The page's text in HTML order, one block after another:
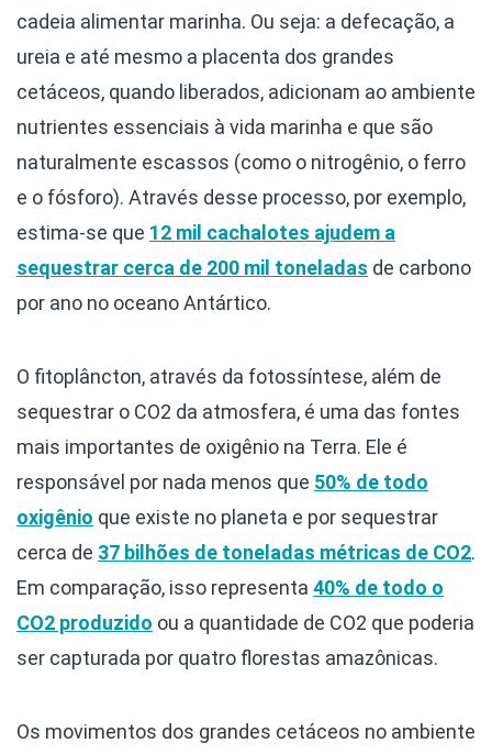
cadeia alimentar marinha. Ou seja: a defecação, a
ureia e até mesmo a placenta dos grandes
cetáceos, quando liberados, adicionam ao ambiente
nutrientes essenciais à vida marinha e que são
naturalmente escassos (como o nitrogênio, o ferro
e o fósforo). Através desse processo, por exemplo,
estima-se que 12 mil cachalotes ajudem a
sequestrar cerca de 200 mil toneladas de carbono
por ano no oceano Antártico.
O fitoplâncton, através da fotossíntese, além de
sequestrar o CO2 da atmosfera, é uma das fontes
mais importantes de oxigênio na Terra. Ele é
responsável por nada menos que 50% de todo
oxigênio que existe no planeta e por sequestrar
cerca de 37 bilhões de toneladas métricas de CO2.
Em comparação, isso representa 40% de todo o
CO2 produzido ou a quantidade de CO2 que poderia
ser capturada por quatro florestas amazônicas.
Os movimentos dos grandes cetáceos no ambiente